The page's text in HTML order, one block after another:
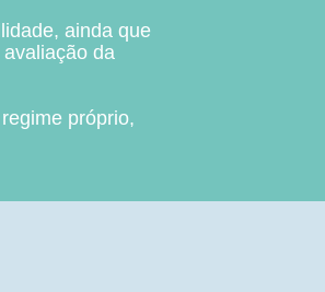
ainda que
da
próprio,